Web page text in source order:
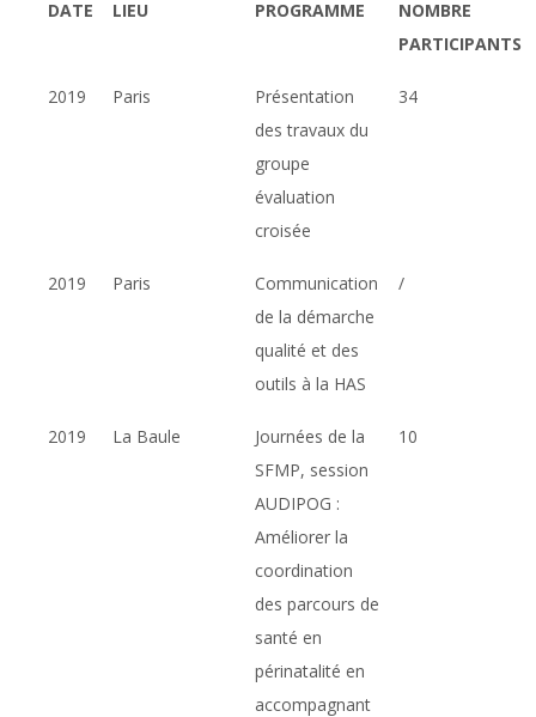
DATE LIEU PROGRAMME
NOMBRE
PARTICIPANTS
2019 Paris
Présentation
des travaux du
groupe
évaluation
croisée
34
2019 Paris
Communication
de la démarche
qualité et des
outils à la HAS
/
2019 La Baule
Journées de la
SFMP, session
AUDIPOG :
Améliorer la
coordination
des parcours de
santé en
périnatalité en
accompagnant
10